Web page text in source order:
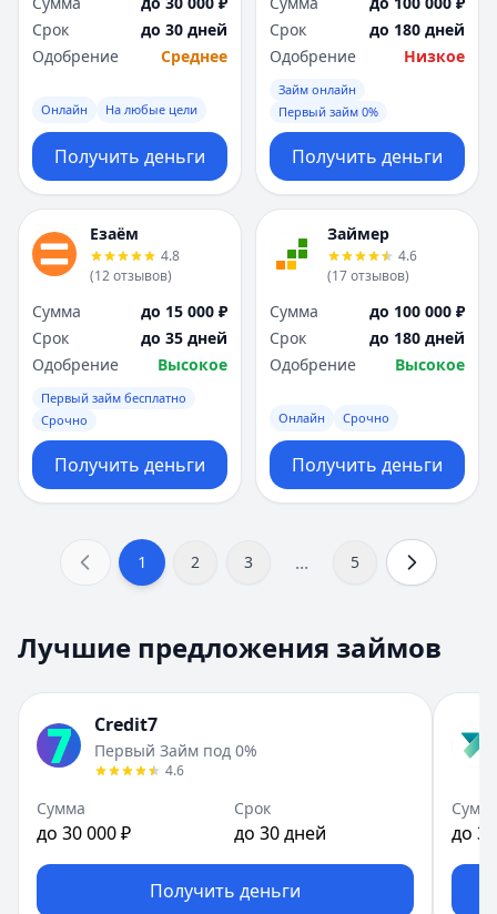
Срок
до 30 дней
Одобрение
Среднее
Онлайн На любые цели
Получить деньги
Срок
до 180 дней
Одобрение
Низкое
Займ онлайн
Первый займ 0%
Получить деньги
Езаём
4.8
(12отзывов)
Сумма
до 15 000 ₽
Срок
до 35 дней
Одобрение
Высокое
Первый займ бесплатно
Срочно
Получить деньги
Займер
4.6
(17отзывов)
Сумма
до 100 000 ₽
Срок
до 180 дней
Одобрение
Высокое
Онлайн Срочно
Получить деньги
1 2 3 ... 5
Лучшие предложения займов
Credit7
Первый Займ под 0%
4.6
Сумма
до 30 000 ₽
Срок
до 30 дней
Получить деньги
до